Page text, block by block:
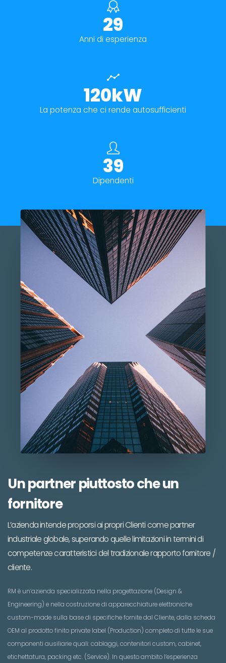
29
Anni di esperienza
120kW
La potenza che ci rende autosufficienti
39
Dipendenti
Un partner piuttosto che un
fornitore
L’azienda intende proporsi ai propri Clienti come partner
industriale globale, superando quelle limitazioni in termini di
competenze caratteristici del tradizionale rapporto fornitore /
cliente.
RM è un’azienda specializzata nella progettazione (Design &
Engineering) e nella costruzione di apparecchiature elettroniche
custom-made sulla base di specifiche fornite dal Cliente, dalla scheda
OEM al prodotto finito private label (Production) completo di tutte le sue
componenti ausiliarie quali: cablaggi, contenitori custom, cabinet,
etichettatura, packing etc. (Service). In questo ambito l’esperienza